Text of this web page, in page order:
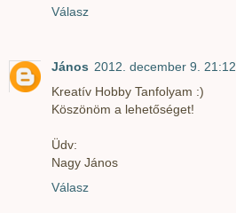
Válasz
János 2012. december 9. 21:12
Kreatív Hobby Tanfolyam :)
Köszönöm a lehetőséget!
Üdv:
Nagy János
Válasz